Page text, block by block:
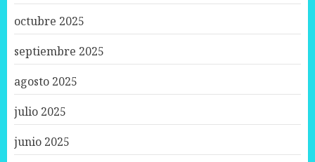
octubre 2025
septiembre 2025
agosto 2025
julio 2025
junio 2025